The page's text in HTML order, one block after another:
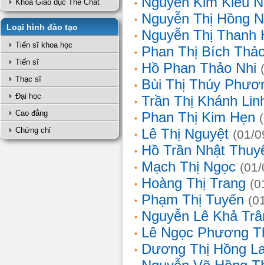
Khoa Giáo dục Thể Chất
Loại hình đào tạo
Tiến sĩ khoa học
Tiến sĩ
Thạc sĩ
Đại học
Cao đẳng
Chứng chỉ
Nguyễn Thị Hồng
Nguyễn Thị Thanh
Phan Thị Bích
Hồ Phan Thảo Nhi
Bùi Thị Thúy
Trần Thị Khánh
Phan Thị Kim Hẹn
Lê Thị Nguyệt (01/
Hồ Trần Nhật
Mạch Thị Ngọc
Hoàng Thị Trang
Phạm Thị Tuyến
Nguyễn Lê Khả
Lê Ngọc Phương
Dương Thị Hồng